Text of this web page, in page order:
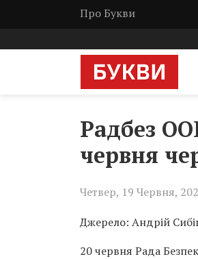
Про Букви
Радбез
червня
Четвер, 19 Червня,
Джерело: Андрій
20 червня Рада